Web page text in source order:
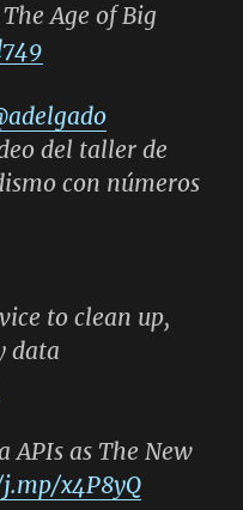
Age of Big
del taller de
con números
to clean up,
data
APIs as The New
x4P8yQ